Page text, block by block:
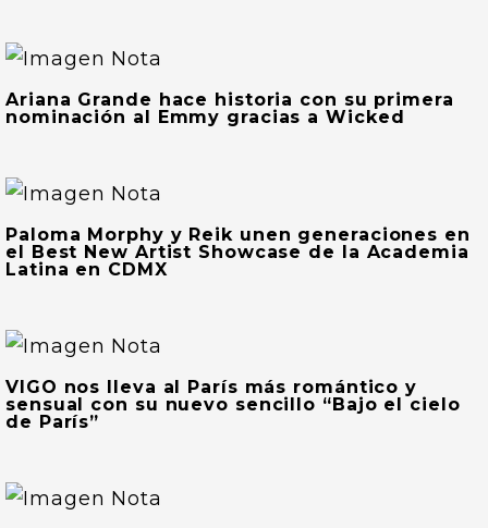
Ariana Grande hace historia con su primera
nominación al Emmy gracias a Wicked
Paloma Morphy y Reik unen generaciones en
el Best New Artist Showcase de la Academia
Latina en CDMX
VIGO nos lleva al París más romántico y
sensual con su nuevo sencillo “Bajo el cielo
de París”